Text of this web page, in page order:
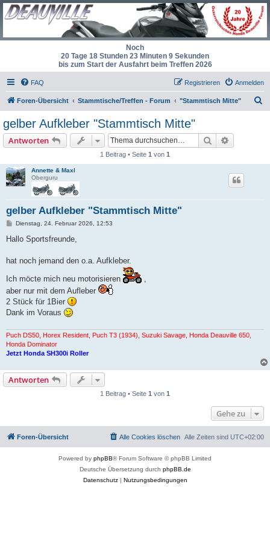
Noch
20 Tage 18 Stunden 23 Minuten 9 Sekunden
bis zum Start der Ausfahrt beim Treffen 2026
FAQ Anmelden
Registrieren
Foren-Übersicht Stammtische/Treffen - Forum "Stammtisch Mitte"
gelber Aufkleber "Stammtisch Mitte"
Antworten Suche
1 Beitrag • Seite 1 von 1
Annette & Maxl
Oberguru
gelber Aufkleber "Stammtisch Mitte"
B
i
a
Dienstag, 24. Februar 2026, 12:53
Hallo Sportsfreunde,
hat noch jemand den o.a. Aufkleber.
Ich möcte mich neu motorisieren
,
aber nur mit dem Aufleber
2 Stück für 1Bier
Dank im Voraus
Puch DS50, Horex Resident, Puch T3 (1934), Suzuki Savage, Honda Deauville 650,
Honda Dominator
Jetzt Honda SH300i Roller
Antworten
1 Beitrag • Seite 1 von 1
Gehe zu
Foren-Übersicht Alle Zeiten sind UTC+02:00
Alle Cookies löschen
Powered by phpBB® Forum Software © phpBB Limited
Deutsche Übersetzung durch phpBB.de
Datenschutz| Nutzungsbedingungen